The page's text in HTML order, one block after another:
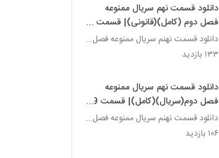
دانلود قسمت نهم سریال ممنوعه
فصل دوم (کامل)(قانونی)| قسمت 9
سریال ممنوعه فصل 2 - YouTube
دانلود قسمت نهنم سریال ممنوعه فصل دوم
۱۳۳ بازدید
دانلود قسمت نهم سریال ممنوعه
فصل دوم(سریال)(کامل)| قسمت 9
سریال ممنوعه فصل 2 - نه
دانلود قسمت نهنم سریال ممنوعه فصل دوم
۱۰۶ بازدید